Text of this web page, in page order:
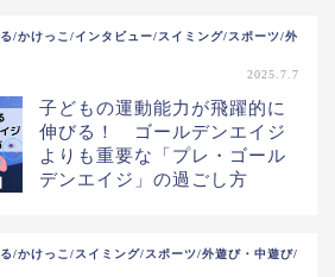
/かけっこ/インタビュー/スイミング/スポーツ/外
2025.7.7
子どもの運動能力が飛躍的に
伸びる！ ゴールデンエイジ
よりも重要な「プレ・ゴール
デンエイジ」の過ごし方
/かけっこ/スイミング/スポーツ/外遊び・中遊び/